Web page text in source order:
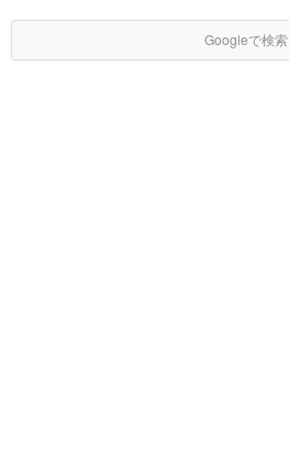
Googleで検索